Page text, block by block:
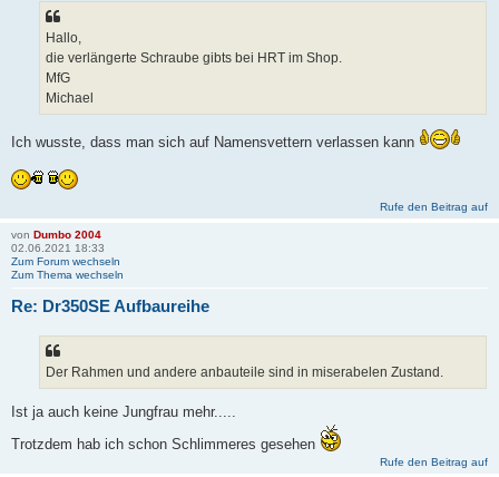
Hallo,
die verlängerte Schraube gibts bei HRT im Shop.
MfG
Michael
Ich wusste, dass man sich auf Namensvettern verlassen kann
Rufe den Beitrag auf
von Dumbo 2004
02.06.2021 18:33
Zum Forum wechseln
Zum Thema wechseln
Re: Dr350SE Aufbaureihe
Der Rahmen und andere anbauteile sind in miserabelen Zustand.
Ist ja auch keine Jungfrau mehr.....
Trotzdem hab ich schon Schlimmeres gesehen
Rufe den Beitrag auf